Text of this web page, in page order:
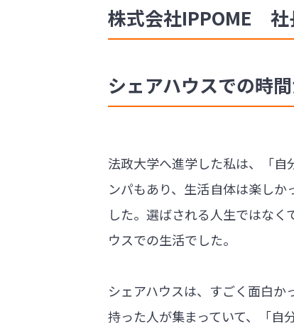
株式会社IPPOME 社
シェアハウスでの時
法政大学へ進学した私は、「自
ンパもあり、生活自体は楽し
した。選ばされる人生ではな
ウスでの生活でした。
シェアハウスは、すごく面白
持った人が集まっていて、「自